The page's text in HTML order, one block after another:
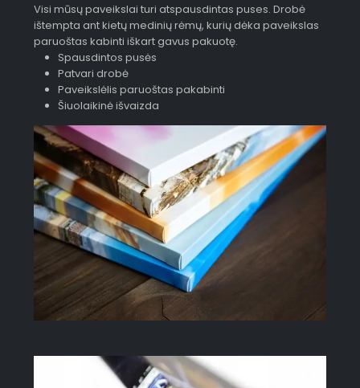
Visi mūsų paveikslai turi atspausdintas puses. Drobė
ištempta ant kietų medinių rėmų, kurių dėka paveikslas
paruoštas kabinti iškart gavus pakuotę.
Spausdintos pusės
Patvari drobė
Paveikslėlis paruoštas pakabinti
Šiuolaikinė išvaizda